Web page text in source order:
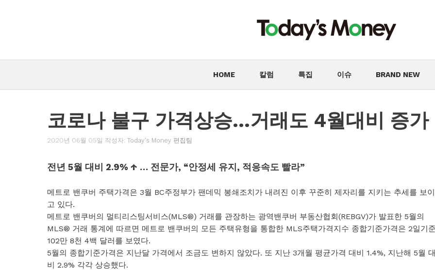
기
HOME 칼럼 특집 이슈 BRAND NEW
코로나 불구 가격상승…거래도 4월대비 증가
2020년 06월 05일 작성자: Today's Money 편집팀
전년 5월 대비 2.9% ↑ … 전문가, “안정세 유지, 적응속도 빨라”
메트로 밴쿠버 주택가격은 3월 BC주정부가 팬데믹 봉쇄조치가 내려진 이후 꾸준히 제자리를 지키는 추세를 보이
고 있다.
메트로 밴쿠버의 멀티리스팅서비스(MLS®) 거래를 관장하는 광역밴쿠버 부동산협회(REBGV)가 발표한 5월의
MLS® 거래 통계에 따르면 메트로 밴쿠버의 모든 주택유형을 통합한 MLS주택가격지수 종합기준가격은 2일기준
102만 8천 4백 달러를 보였다.
5월의 종합기준가격은 지난달 가격에서 조금도 변하지 않았다. 또 지난 3개월 평균가격 대비 1.4%, 지난해 5월 대
비 2.9% 각각 상승했다.